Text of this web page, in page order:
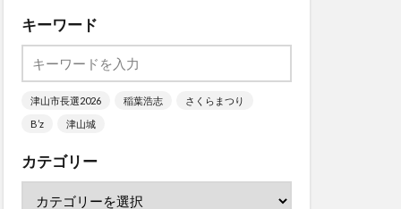
キーワード
津山市長選2026 稲葉浩志
さくらまつり
B’z
津山城
カテゴリー